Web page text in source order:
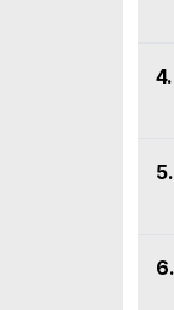
4.
5.
6.